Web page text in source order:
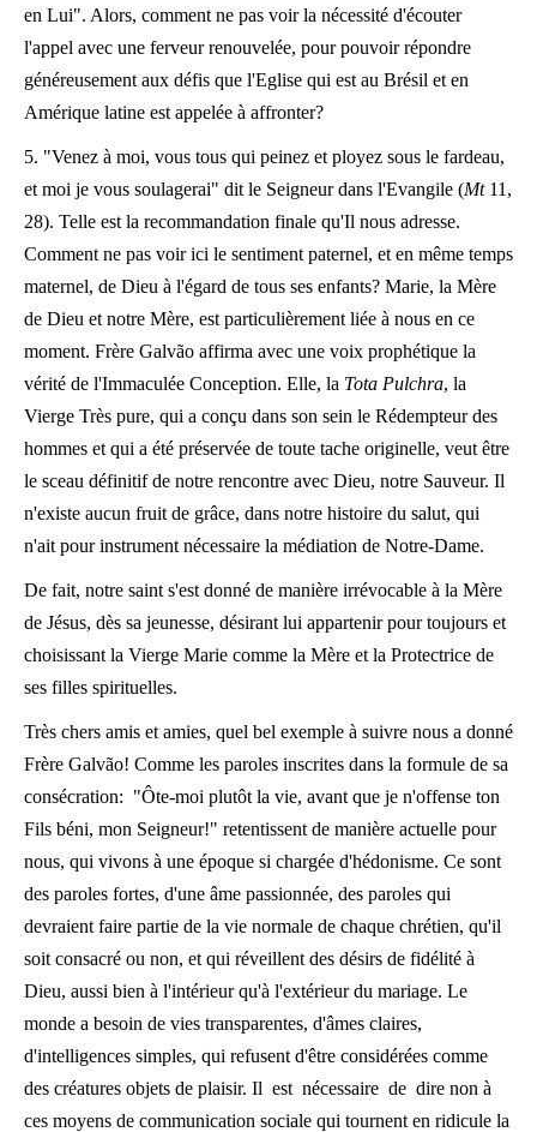
en Lui". Alors, comment ne pas voir la nécessité d'écouter
l'appel avec une ferveur renouvelée, pour pouvoir répondre
généreusement aux défis que l'Eglise qui est au Brésil et en
Amérique latine est appelée à affronter?
5. "Venez à moi, vous tous qui peinez et ployez sous le fardeau,
et moi je vous soulagerai" dit le Seigneur dans l'Evangile (Mt11,
28). Telle est la recommandation finale qu'Il nous adresse.
Comment ne pas voir ici le sentiment paternel, et en même temps
maternel, de Dieu à l'égard de tous ses enfants? Marie, la Mère
de Dieu et notre Mère, est particulièrement liée à nous en ce
moment. Frère Galvão affirma avec une voix prophétique la
vérité de l'Immaculée Conception. Elle, la Tota Pulchra, la
Vierge Très pure, qui a conçu dans son sein le Rédempteur des
hommes et qui a été préservée de toute tache originelle, veut être
le sceau définitif de notre rencontre avec Dieu, notre Sauveur. Il
n'existe aucun fruit de grâce, dans notre histoire du salut, qui
n'ait pour instrument nécessaire la médiation de Notre-Dame.
De fait, notre saint s'est donné de manière irrévocable à la Mère
de Jésus, dès sa jeunesse, désirant lui appartenir pour toujours et
choisissant la Vierge Marie comme la Mère et la Protectrice de
ses filles spirituelles.
Très chers amis et amies, quel bel exemple à suivre nous a donné
Frère Galvão! Comme les paroles inscrites dans la formule de sa
consécration: "Ôte-moi plutôt la vie, avant que je n'offense ton
Fils béni, mon Seigneur!" retentissent de manière actuelle pour
nous, qui vivons à une époque si chargée d'hédonisme. Ce sont
des paroles fortes, d'une âme passionnée, des paroles qui
devraient faire partie de la vie normale de chaque chrétien, qu'il
soit consacré ou non, et qui réveillent des désirs de fidélité à
Dieu, aussi bien à l'intérieur qu'à l'extérieur du mariage. Le
monde a besoin de vies transparentes, d'âmes claires,
d'intelligences simples, qui refusent d'être considérées comme
des créatures objets de plaisir. Il est nécessaire de dire non à
ces moyens de communication sociale qui tournent en ridicule la